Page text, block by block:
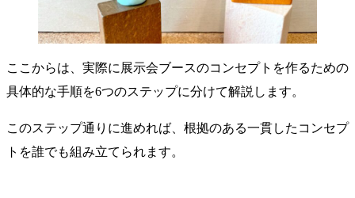
ここからは、実際に展示会ブースのコンセプトを作るための
具体的な手順を6つのステップに分けて解説します。
このステップ通りに進めれば、根拠のある一貫したコンセプ
トを誰でも組み立てられます。